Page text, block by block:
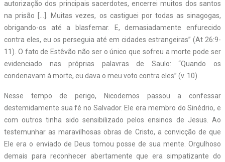
autorização dos principais sacerdotes, encerrei muitos dos santos
na prisão […]. Muitas vezes, os castiguei por todas as sinagogas,
obrigando-os até a blasfemar. E, demasiadamente enfurecido
contra eles, eu os perseguia até em cidades estrangeiras” (At 26:9-
11). O fato de Estêvão não ser o único que sofreu a morte pode ser
evidenciado nas próprias palavras de Saulo: “Quando os
condenavam à morte, eu dava o meu voto contra eles” (v. 10).
Nesse tempo de perigo, Nicodemos passou a confessar
destemidamente sua fé no Salvador. Ele era membro do Sinédrio, e
com outros tinha sido sensibilizado pelos ensinos de Jesus. Ao
testemunhar as maravilhosas obras de Cristo, a convicção de que
Ele era o enviado de Deus tomou posse de sua mente. Orgulhoso
demais para reconhecer abertamente que era simpatizante do